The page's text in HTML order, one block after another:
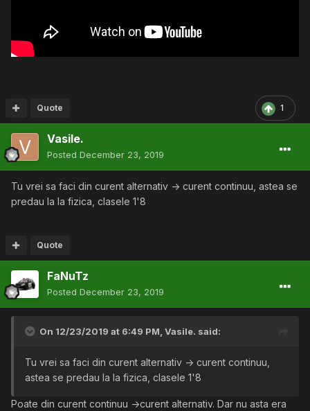
1
Quote
Vasile.
Posted December 23, 2019
Tu vrei sa faci din curent alternativ -> curent continuu, astea se
predau la la fizica, clasele 1'8
Quote
FaNuTz
Posted December 23, 2019
On 12/23/2019 at 6:49 PM, Vasile. said:
Tu vrei sa faci din curent alternativ -> curent continuu,
astea se predau la la fizica, clasele 1'8
Poate din curent continuu ->curent alternativ. Dar nu asta era